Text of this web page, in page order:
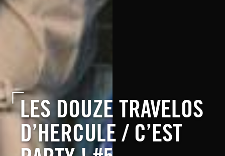
LES DOUZE TRAVELOS
D’HERCULE / C’EST